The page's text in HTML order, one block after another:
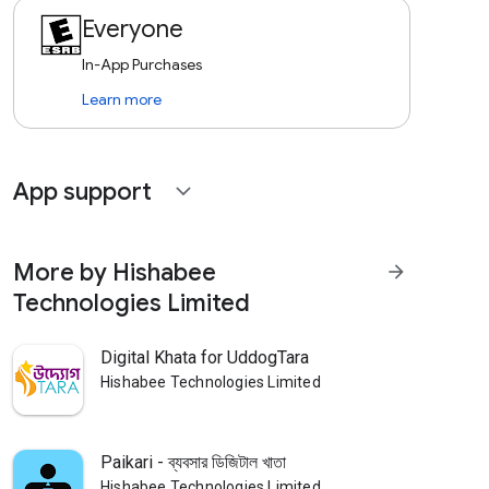
Everyone
In-App Purchases
Learn more
App support expand_more
More by Hishabee
Technologies Limited
arrow_forward
Digital Khata for UddogTara
Hishabee Technologies Limited
Paikari - ব্যবসার ডিজিটাল খাতা